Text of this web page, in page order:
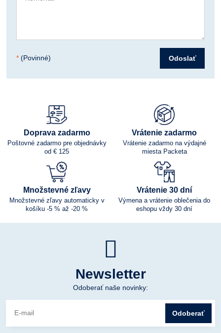
* (Povinné) Odoslať
Doprava zadarmo
Poštovné zadarmo pre objednávky
od € 125
Vrátenie zadarmo
Vrátenie zadarmo na výdajné
miesta Packeta
Množstevné zľavy
Množstevné zľavy automaticky v
košíku -5 % až -20 %
Vrátenie 30 dní
Výmena a vrátenie oblečenia do
eshopu vždy 30 dní
Newsletter
Odoberať naše novinky:
Odoberať